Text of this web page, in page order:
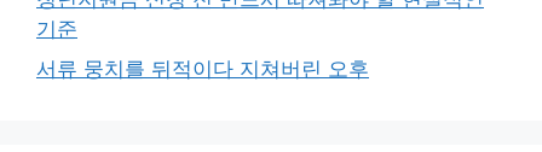
기준
서류 뭉치를 뒤적이다 지쳐버린 오후